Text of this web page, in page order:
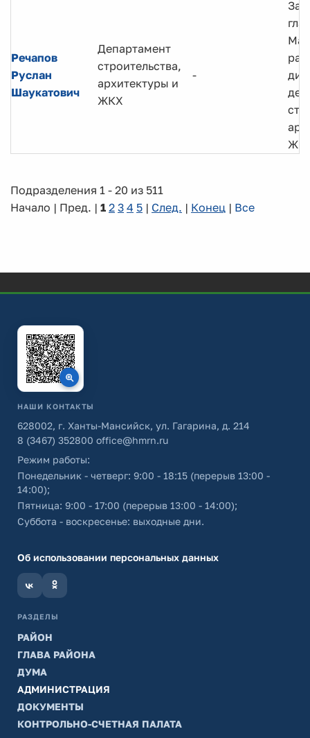
Речапов
Руслан
Шаукатович
Департамент
строительства,
архитектуры и
ЖКХ
-
Подразделения 1 - 20 из 511
Начало | Пред. | 1 2 3 4 5 | След. | Конец | Все
НАШИ КОНТАКТЫ
628002, г. Ханты-Мансийск, ул. Гагарина, д. 214
8 (3467) 352800 office@hmrn.ru
Режим работы:
Понедельник - четверг: 9:00 - 18:15 (перерыв 13:00 -
14:00);
Пятница: 9:00 - 17:00 (перерыв 13:00 - 14:00);
Суббота - воскресенье: выходные дни.
Об использовании персональных данных
РАЗДЕЛЫ
РАЙОН
ГЛАВА РАЙОНА
ДУМА
АДМИНИСТРАЦИЯ
ДОКУМЕНТЫ
КОНТРОЛЬНО-СЧЕТНАЯ ПАЛАТА